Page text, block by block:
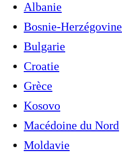
Albanie
Bosnie-Herzégovine
Bulgarie
Croatie
Grèce
Kosovo
Macédoine du Nord
Moldavie